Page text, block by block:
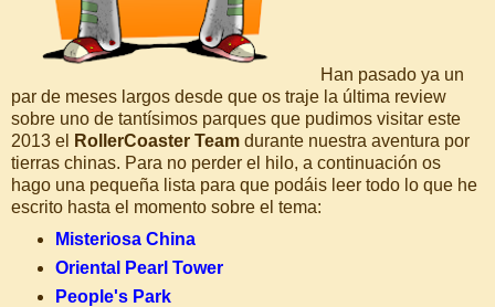
Han pasado ya un
par de meses largos desde que os traje la última review
sobre uno de tantísimos parques que pudimos visitar este
2013 el
RollerCoaster Team durante nuestra aventura por
tierras chinas. Para no perder el hilo, a continuación os
hago una pequeña lista para que podáis leer todo lo que he
escrito hasta el momento sobre el tema:
Misteriosa China
Oriental Pearl Tower
People's Park